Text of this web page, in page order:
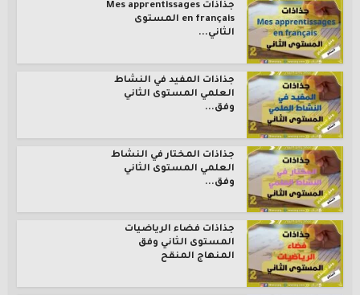
جذاذات Mes apprentissages
en français المستوى
الثاني...
جذاذات المفيد في النشاط
العلمي المستوى الثاني
وفق...
جذاذات المختار في النشاط
العلمي المستوى الثاني
وفق...
جذاذات فضاء الرياضيات
المستوى الثاني وفق
المنهاج المنقح